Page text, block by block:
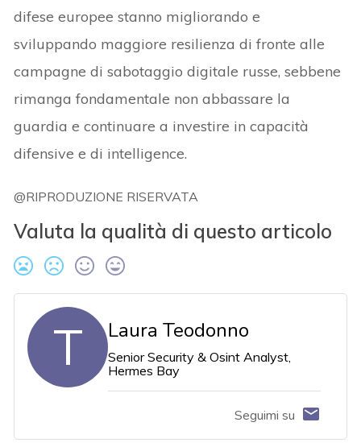
difese europee stanno migliorando e
sviluppando maggiore resilienza di fronte alle
campagne di sabotaggio digitale russe, sebbene
rimanga fondamentale non abbassare la
guardia e continuare a investire in capacità
difensive e di intelligence.
@RIPRODUZIONE RISERVATA
Valuta la qualità di questo articolo
T Laura Teodonno
Senior Security & Osint Analyst,
Hermes Bay
Seguimi su